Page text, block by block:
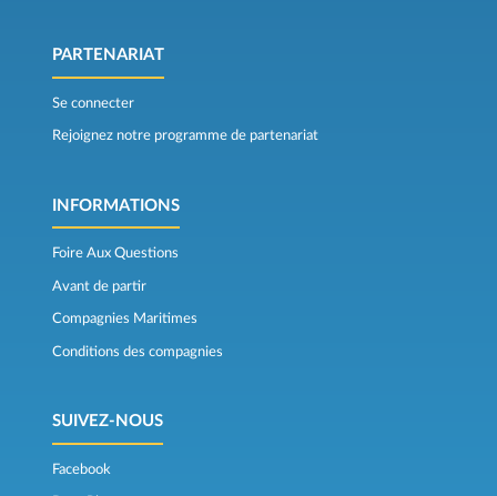
PARTENARIAT
Se connecter
Rejoignez notre programme de partenariat
INFORMATIONS
Foire Aux Questions
Avant de partir
Compagnies Maritimes
Conditions des compagnies
SUIVEZ-NOUS
Facebook